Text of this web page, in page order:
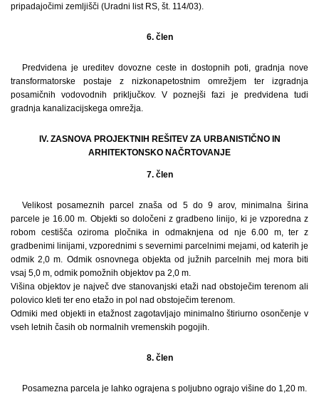
pripadajočimi zemljišči (Uradni list RS, št. 114/03).
6. člen
Predvidena je ureditev dovozne ceste in dostopnih poti, gradnja nove
transformatorske postaje z nizkonapetostnim omrežjem ter izgradnja
posamičnih vodovodnih priključkov. V poznejši fazi je predvidena tudi
gradnja kanalizacijskega omrežja.
IV. ZASNOVA PROJEKTNIH REŠITEV ZA URBANISTIČNO IN
ARHITEKTONSKO NAČRTOVANJE
7. člen
Velikost posameznih parcel znaša od 5 do 9 arov, minimalna širina
parcele je 16.00 m. Objekti so določeni z gradbeno linijo, ki je vzporedna z
robom cestišča oziroma pločnika in odmaknjena od nje 6.00 m, ter z
gradbenimi linijami, vzporednimi s severnimi parcelnimi mejami, od katerih je
odmik 2,0 m. Odmik osnovnega objekta od južnih parcelnih mej mora biti
vsaj 5,0 m, odmik pomožnih objektov pa 2,0 m.
Višina objektov je največ dve stanovanjski etaži nad obstoječim terenom ali
polovico kleti ter eno etažo in pol nad obstoječim terenom.
Odmiki med objekti in etažnost zagotavljajo minimalno štiriurno osončenje v
vseh letnih časih ob normalnih vremenskih pogojih.
8. člen
Posamezna parcela je lahko ograjena s poljubno ograjo višine do 1,20 m.